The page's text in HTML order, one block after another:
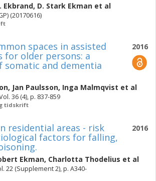
Ekbrand, D. Stark Ekman et al
(20170616)
2016
spaces in assisted
for older persons: a
somatic and dementia
, Jan Paulsson, Inga Malmqvist et al
36 (4), p. 837-859
tidskrift
2016
residential areas - risk
factors for falling,
Ekman, Charlotta Thodelius et al
22 (Supplement 2), p. A340-